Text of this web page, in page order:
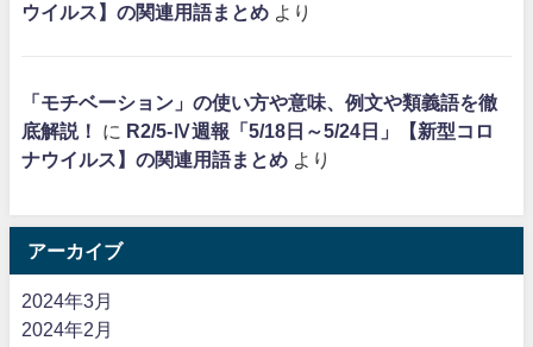
ウイルス】の関連用語まとめ より
「モチベーション」の使い方や意味、例文や類義語を徹
底解説！
に R2/5-Ⅳ週報「5/18日～5/24日」【新型コロ
ナウイルス】の関連用語まとめ より
アーカイブ
2024年3月
2024年2月